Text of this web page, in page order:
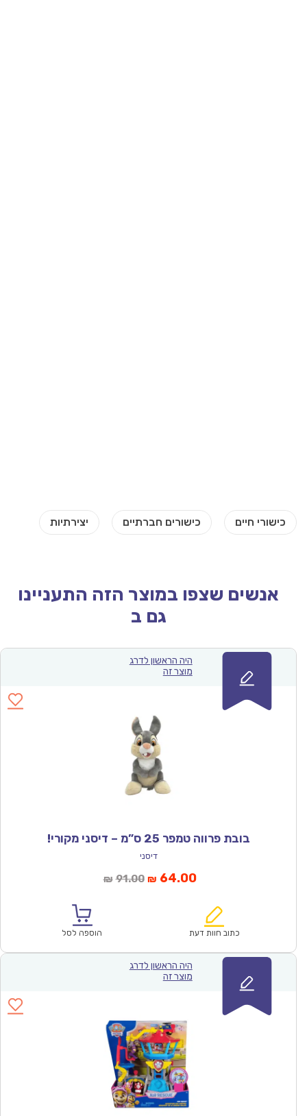
אנשים שצפו במוצר הזה התעניינו
גם ב
היה הראשון לדרג
מוצר זה
בובת פרווה טמפר 25 ס”מ – דיסני מקורי!
דיסני
₪ 91.00המחיר
₪91.00.
₪ 64.00המחיר
הוא:
כתוב חוות דעת הוספה לסל
היה הראשון לדרג
מוצר זה